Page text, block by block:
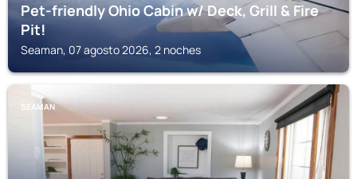
Pet-friendly Ohio Cabin w/ Deck, Grill & Fire
Pit!
Seaman, 07 agosto 2026, 2 noches
SEAMAN